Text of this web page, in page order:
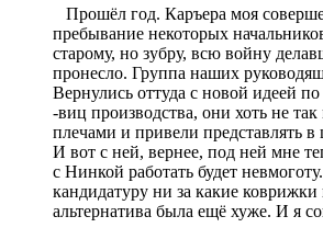
Прошёл год. Каръера моя
пребывание некоторых
старому, но зубру, всю войну
пронесло. Группа наших
Вернулись оттуда с новой идеей
-виц производства, они хоть не
плечами и привели представлять
И вот с ней, вернее, под ней мне
с Нинкой работать будет
кандидатуру ни за какие
альтернатива была ещё хуже. И я